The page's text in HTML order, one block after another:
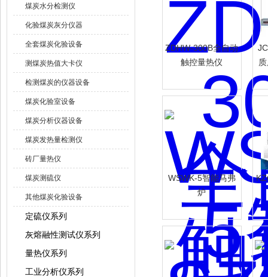
煤炭水分检测仪
化验煤炭灰分仪器
全套煤炭化验设备
测煤炭热值大卡仪
检测煤炭的仪器设备
煤炭化验室设备
煤炭分析仪器设备
煤炭发热量检测仪
砖厂量热仪
煤炭测硫仪
其他煤炭化验设备
定硫仪系列
灰熔融性测试仪系列
量热仪系列
工业分析仪系列
ZDHW-300B全自动
触控量热仪
WSWK-5智能马弗
炉